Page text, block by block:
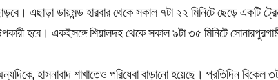
এছাড়া ডায়মন্ড হারবার থেকে সকাল ৭টা ২২ মিনিটে ছেড়ে একটি
হবে। একইসঙ্গে শিয়ালদহ থেকে সকাল ৯টা ৩৫ মিনিটে
হাসনাবাদ শাখাতেও পরিষেবা বাড়ানো হয়েছে। প্রতিদিন